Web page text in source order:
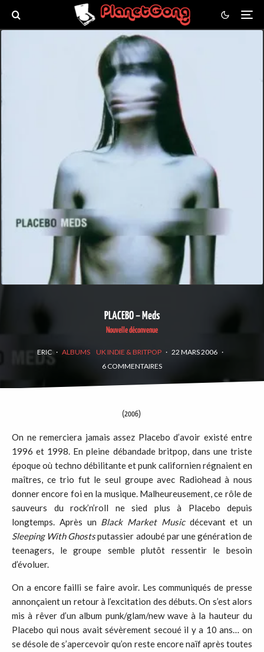
PLACEBO – Meds
Nouvelle déconvenue
ERIC · ALBUMS UK INDIE & BRITPOP · 22 MARS 2006 ·
6 COMMENTAIRES
(2006)
On ne remerciera jamais assez Placebo d’avoir existé entre
1996 et 1998. En pleine débandade britpop, dans une triste
époque où techno débilitante et punk californien régnaient en
maîtres, ce trio fut le seul groupe avec Radiohead à nous
donner encore foi en la musique. Malheureusement, ce rôle de
sauveurs du rock’n’roll ne sied plus à Placebo depuis
longtemps. Après un Black Market Musicdécevant et un
Sleeping With Ghostsputassier adoubé par une génération de
teenagers, le groupe semble plutôt ressentir le besoin
d’évoluer.
On a encore failli se faire avoir. Les communiqués de presse
annonçaient un retour à l’excitation des débuts. On s’est alors
mis à rêver d’un album punk/glam/new wave à la hauteur du
Placebo qui nous avait sévèrement secoué il y a 10 ans… on
se désole de s’apercevoir qu’on reste encore naïf après toutes